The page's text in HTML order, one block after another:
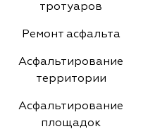
тротуаров
Ремонт асфальта
Асфальтирование
территории
Асфальтирование
площадок